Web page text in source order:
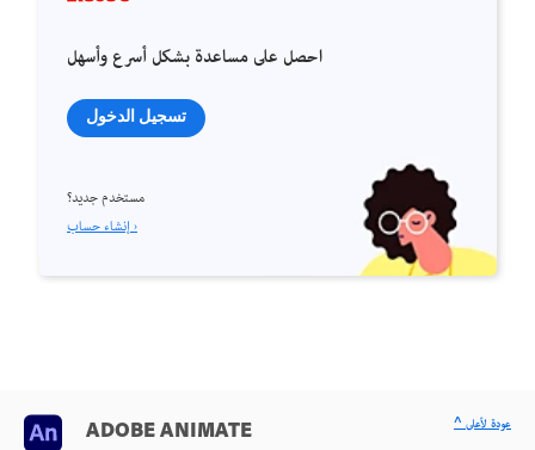
احصل على مساعدة بشكل أسرع وأسهل
تسجيل الدخول
مستخدم جديد؟
إنشاء حساب ›
ADOBE ANIMATE ^ عودة لأعلى